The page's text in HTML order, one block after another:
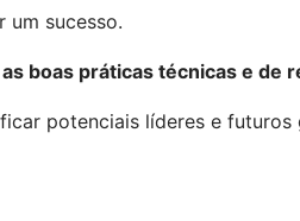
um sucesso.
boas práticas técnicas e de
potenciais líderes e